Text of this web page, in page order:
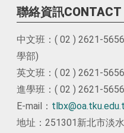
聯絡資訊CONTACT
中文班：( 02 ) 2621-
學部)
英文班：( 02 ) 2621-
進學班：( 02 ) 2621-
E-mail：
地址：251301新北市淡